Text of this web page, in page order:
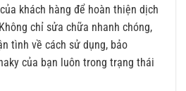
khách hàng để hoàn thiện dịch
chỉ sửa chữa nhanh chóng,
tình về cách sử dụng, bảo
của bạn luôn trong trạng thái